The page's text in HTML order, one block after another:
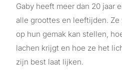
Gaby heeft meer dan 20 jaar
alle groottes en leeftijden.
op hun gemak kan stellen,
lachen krijgt en hoe ze het
zijn best laat lijken.